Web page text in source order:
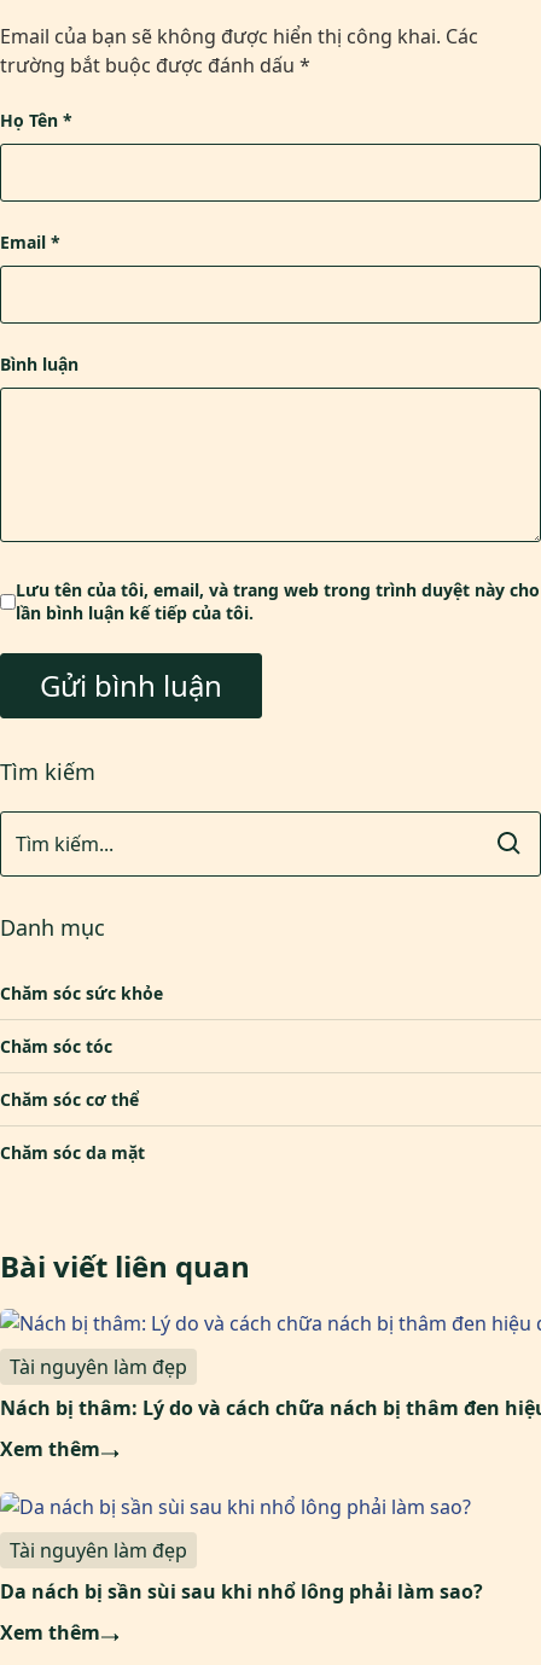
Email của bạn sẽ không được hiển thị công khai. Các
trường bắt buộc được đánh dấu *
Bình luận
Họ Tên *
Email *
Lưu tên của tôi, email, và trang web trong trình duyệt này cho
lần bình luận kế tiếp của tôi.
Tìm kiếm
Danh mục
Chăm sóc sức khỏe
Chăm sóc tóc
Chăm sóc cơ thể
Chăm sóc da mặt
Bài viết liên quan
Tài nguyên làm đẹp
Nách bị thâm: Lý do và cách chữa nách bị thâm đen
Xem thêm
Tài nguyên làm đẹp
Da nách bị sần sùi sau khi nhổ lông phải làm sao?
Xem thêm